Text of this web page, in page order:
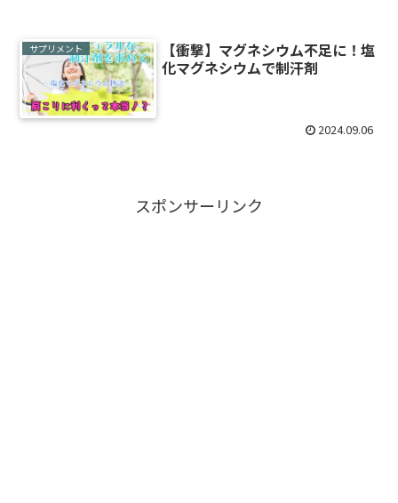
サプリメント
【衝撃】マグネシウム不足に！塩
化マグネシウムで制汗剤
2024.09.06
スポンサーリンク